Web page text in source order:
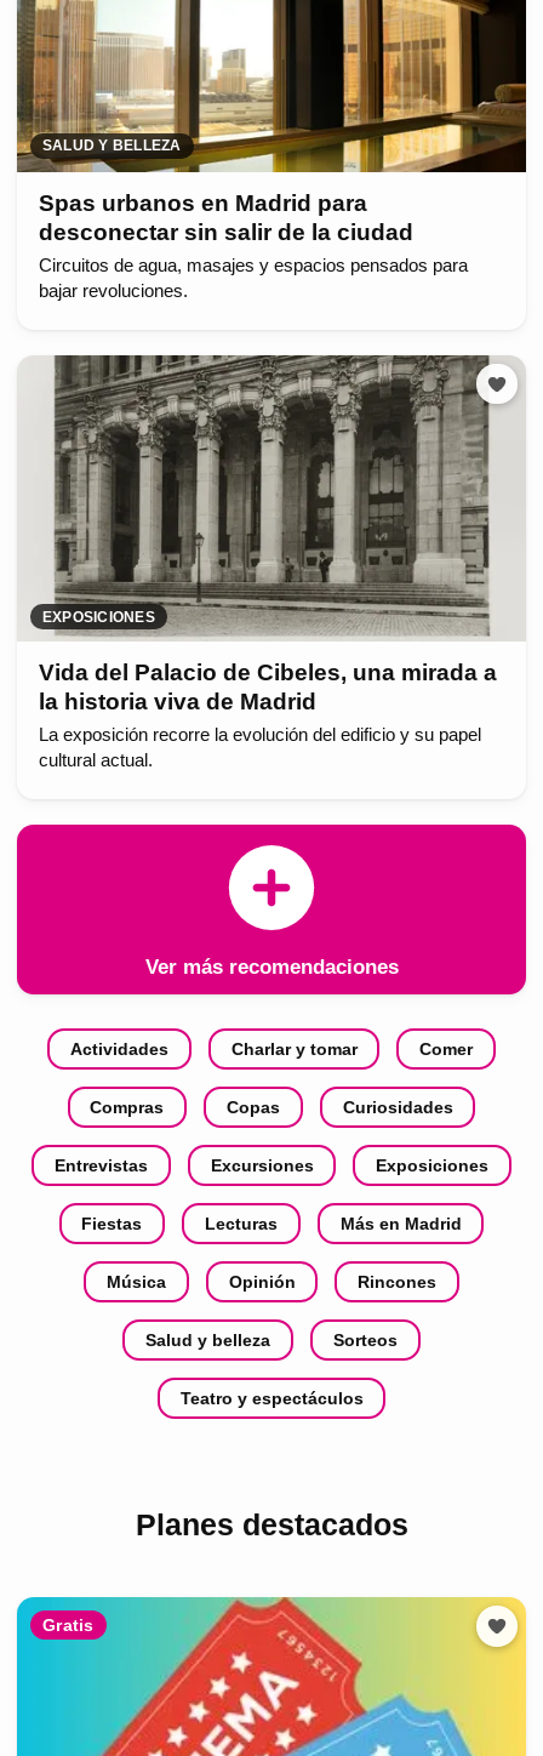
SALUD Y BELLEZA
Spas urbanos en Madrid para
desconectar sin salir de la ciudad
Circuitos de agua, masajes y espacios pensados para
bajar revoluciones.
EXPOSICIONES
Vida del Palacio de Cibeles, una mirada a
la historia viva de Madrid
La exposición recorre la evolución del edificio y su papel
cultural actual.
Ver más recomendaciones
Actividades Charlar y tomar Comer
Compras Copas Curiosidades
Entrevistas Excursiones Exposiciones
Fiestas Lecturas Más en Madrid
Música Opinión Rincones
Salud y belleza Sorteos
Teatro y espectáculos
Planes destacados
Gratis